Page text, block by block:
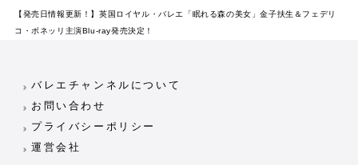
【発売日情報更新！】英国ロイヤル・バレエ「眠れる森の美女」金子扶生＆フェデリ
コ・ボネッリ主演Blu-ray発売決定！
バレエチャンネルについて
お問い合わせ
プライバシーポリシー
運営会社